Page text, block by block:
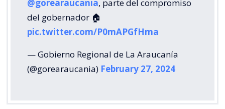
@gorearaucania, parte del compromiso
del gobernador 🏠
pic.twitter.com/P0mAPGfHma
— Gobierno Regional de La Araucanía
(@gorearaucania) February 27, 2024